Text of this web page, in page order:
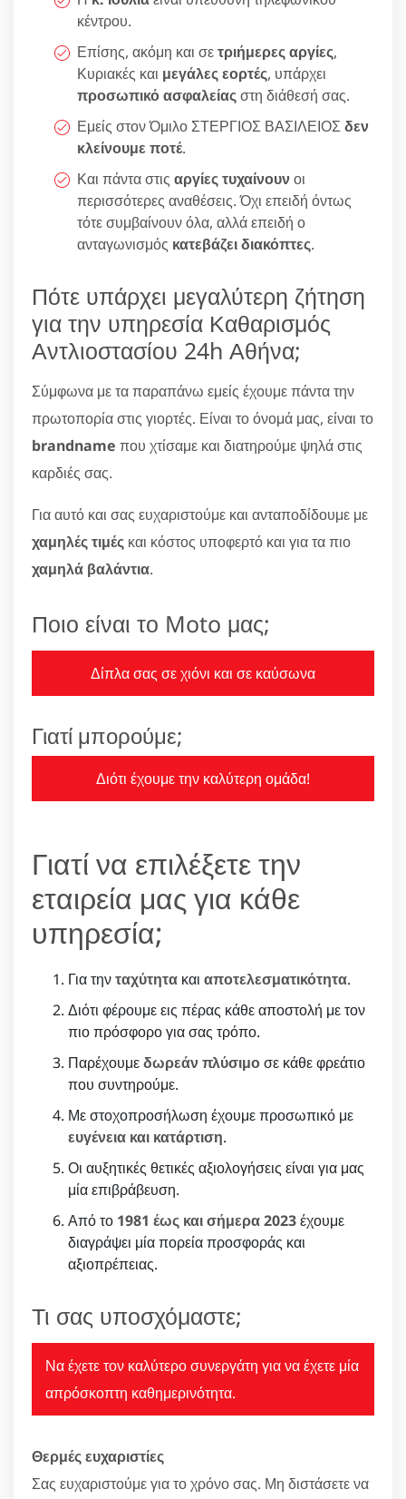
κέντρου.
Επίσης, ακόμη και σετριήμερες αργίες,
Κυριακές και μεγάλες εορτές, υπάρχει
προσωπικό ασφαλείαςστη διάθεσή σας.
Εμείς στον Όμιλο ΣΤΕΡΓΙΟΣ ΒΑΣΙΛΕΙΟΣδεν
κλείνουμε ποτέ.
Και πάντα στις αργίες τυχαίνουνοι
περισσότερες αναθέσεις. Όχι επειδή όντως
τότε συμβαίνουν όλα, αλλά επειδή ο
ανταγωνισμός κατεβάζει διακόπτες.
Πότε υπάρχει μεγαλύτερη ζήτηση
για την υπηρεσία Καθαρισμός
Αντλιοστασίου 24h Αθήνα;
Σύμφωνα με τα παραπάνω εμείς έχουμε πάντα την
πρωτοπορία στις γιορτές. Είναι το όνομά μας, είναι το
brandname που χτίσαμε και διατηρούμε ψηλά στις
καρδιές σας.
Για αυτό και σας ευχαριστούμε και ανταποδίδουμε με
χαμηλές τιμές και κόστος υποφερτό και για τα πιο
χαμηλά βαλάντια.
Ποιο είναι το Moto μας;
Δίπλα σας σε χιόνι και σε καύσωνα
Γιατί μπορούμε;
Διότι έχουμε την καλύτερη ομάδα!
Γιατί να επιλέξετε την
εταιρεία μας για κάθε
υπηρεσία;
Για τηνταχύτητα και αποτελεσματικότητα.
Διότι φέρουμε εις πέρας κάθε αποστολή με τον
πιο πρόσφορο για σας τρόπο.
Παρέχουμεδωρεάν πλύσιμοσε κάθε φρεάτιο
που συντηρούμε.
Με στοχοπροσήλωση έχουμε προσωπικό με
ευγένεια και κατάρτιση.
Οι αυξητικές θετικές αξιολογήσεις είναι για μας
μία επιβράβευση.
Από το 1981 έως και σήμερα 2023έχουμε
διαγράψει μία πορεία προσφοράς και
αξιοπρέπειας.
Τι σας υποσχόμαστε;
Να έχετε τον καλύτερο συνεργάτη για να έχετε μία
απρόσκοπτη καθημερινότητα.
Θερμές ευχαριστίες
Σας ευχαριστούμε για το χρόνο σας. Μη διστάσετε να